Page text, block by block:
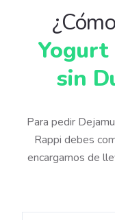
Yogurt
sin
Para pedir
Rappi debes
encargamos de